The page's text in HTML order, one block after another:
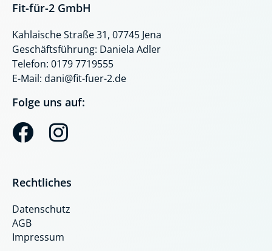
Fit-für-2 GmbH
Kahlaische Straße 31, 07745 Jena
Geschäftsführung: Daniela Adler
Telefon: 0179 7719555
E-Mail: dani@fit-fuer-2.de
Folge uns auf:
F
c
e
b
o
I
s
t
a
g
Rechtliches
Datenschutz
AGB
Impressum